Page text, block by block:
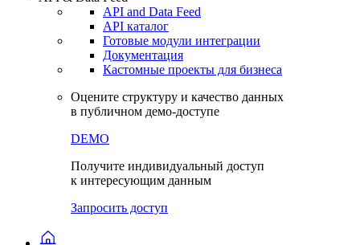
Откройте глобальную базу данных
Получить доступ
API & Data Feed
API and Data Feed
Готовые модули интеграции
Документация
в публичном демо-доступе